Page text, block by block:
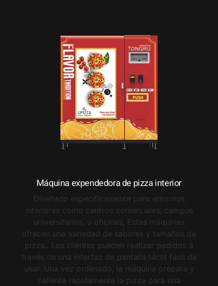
Máquina expendedora de pizza interior
Diseñado específicamente para entornos
interiores como centros comerciales, campus
universitarios, u oficinas, Estas máquinas
ofrecen una variedad de sabores y tamaños de
pizza.. Los clientes pueden realizar pedidos a
través de una interfaz de pantalla táctil fácil de
usar. Una vez ordenado, la máquina prepara y
calienta rápidamente la pizza para una